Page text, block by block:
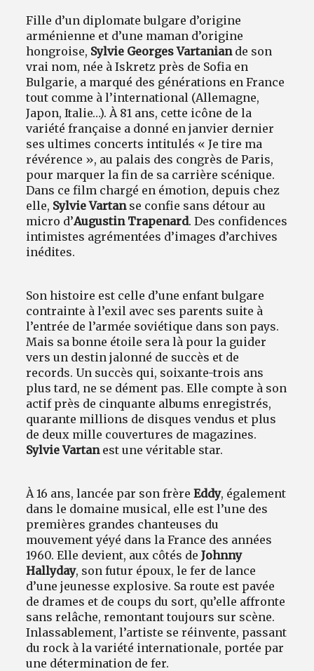
Fille d’un diplomate bulgare d’origine
arménienne et d’une maman d’origine
hongroise, Sylvie Georges Vartanian de son
vrai nom, née à Iskretz près de Sofia en
Bulgarie, a marqué des générations en France
tout comme à l’international (Allemagne,
Japon, Italie…). À 81 ans, cette icône de la
variété française a donné en janvier dernier
ses ultimes concerts intitulés « Je tire ma
révérence », au palais des congrès de Paris,
pour marquer la fin de sa carrière scénique.
Dans ce film chargé en émotion, depuis chez
elle, Sylvie Vartan se confie sans détour au
micro d’Augustin Trapenard. Des confidences
intimistes agrémentées d’images d’archives
inédites.
Son histoire est celle d’une enfant bulgare
contrainte à l’exil avec ses parents suite à
l’entrée de l’armée soviétique dans son pays.
Mais sa bonne étoile sera là pour la guider
vers un destin jalonné de succès et de
records. Un succès qui, soixante-trois ans
plus tard, ne se dément pas. Elle compte à son
actif près de cinquante albums enregistrés,
quarante millions de disques vendus et plus
de deux mille couvertures de magazines.
Sylvie Vartanest une véritable star.
À 16 ans, lancée par son frèreEddy, également
dans le domaine musical, elle est l’une des
premières grandes chanteuses du
mouvement yéyé dans la France des années
1960. Elle devient, aux côtés deJohnny
Hallyday, son futur époux, le fer de lance
d’une jeunesse explosive. Sa route est pavée
de drames et de coups du sort, qu’elle affronte
sans relâche, remontant toujours sur scène.
Inlassablement, l’artiste se réinvente, passant
du rock à la variété internationale, portée par
une détermination de fer.